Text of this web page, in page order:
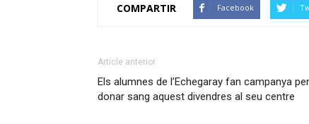
COMPARTIR Facebook
Article anterior
Els alumnes de l’Echegaray fan campanya per
donar sang aquest divendres al seu centre